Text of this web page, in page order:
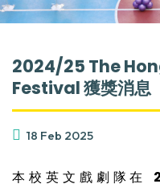
2024/25 The
Festival 獲獎消息
18 Feb 2025
本校英文戲劇隊在